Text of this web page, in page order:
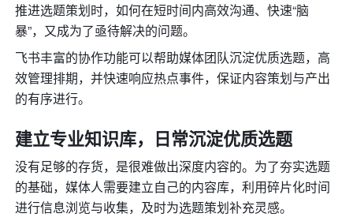
推进选题策划时，如何在短时间内高效沟通、快速“脑
暴”，又成为了亟待解决的问题。
飞书丰富的协作功能可以帮助媒体团队沉淀优质选题，高
效管理排期，并快速响应热点事件，保证内容策划与产出
的有序进行。
建立专业知识库，日常沉淀优质选题
没有足够的存货，是很难做出深度内容的。为了夯实选题
的基础，媒体人需要建立自己的内容库，利用碎片化时间
进行信息浏览与收集，及时为选题策划补充灵感。